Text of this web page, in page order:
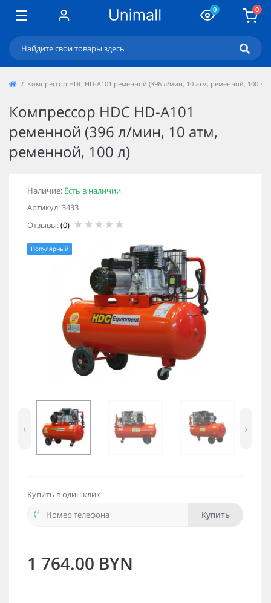
0 0
Компрессор HDC HD-A101 ременной (396 л/мин, 10 атм, ременной, 100 л)
Компрессор HDC HD-A101
ременной (396 л/мин, 10 атм,
ременной, 100 л)
Наличие: Есть в наличии
Артикул: 3433
Отзывы:(0)
Популярный
‹ ›
Купить в один клик
Купить
1 764.00 BYN